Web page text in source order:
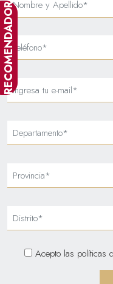
RECOMENDADOR
Acepto las políticas